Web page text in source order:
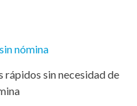
nómina
sin necesidad de